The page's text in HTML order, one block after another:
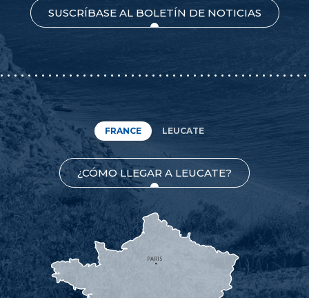
SUSCRÍBASE AL BOLETÍN DE NOTICIAS
FRANCE LEUCATE
¿CÓMO LLEGAR A LEUCATE?
PARIS